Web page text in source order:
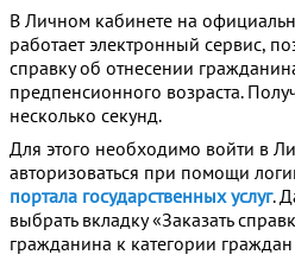
В Личном кабинете на
работает электронный сервис,
справку об отнесении
предпенсионного возраста.
несколько секунд.
Для этого необходимо войти в
авторизоваться при помощи
портала государственных услуг.
выбрать вкладку «Заказать
гражданина к категории